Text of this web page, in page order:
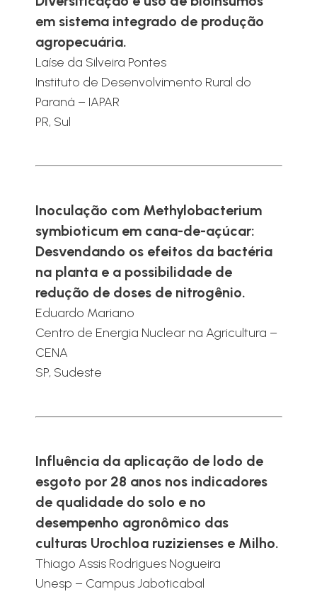
em sistema integrado de produção
agropecuária.
Laíse da Silveira Pontes
Instituto de Desenvolvimento Rural do
Paraná – IAPAR
PR, Sul
Inoculação com Methylobacterium
symbioticum em cana-de-açúcar:
Desvendando os efeitos da bactéria
na planta e a possibilidade de
redução de doses de nitrogênio.
Eduardo Mariano
Centro de Energia Nuclear na Agricultura –
CENA
SP, Sudeste
Influência da aplicação de lodo de
esgoto por 28 anos nos indicadores
de qualidade do solo e no
desempenho agronômico das
culturas Urochloa ruzizienses e Milho.
Thiago Assis Rodrigues Nogueira
Unesp – Campus Jaboticabal